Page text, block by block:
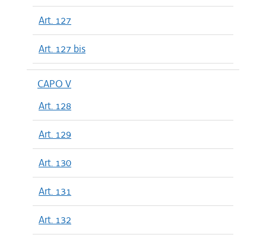
Art. 127
Art. 127 bis
CAPO V
Art. 128
Art. 129
Art. 130
Art. 131
Art. 132